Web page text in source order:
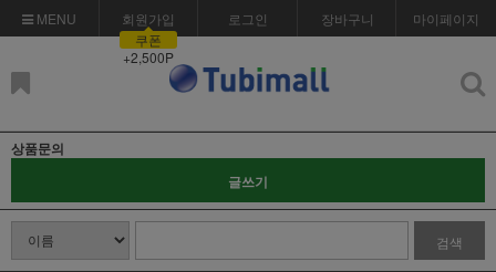
MENU
회원가입
쿠폰
+2,500P
로그인 장바구니 마이페이지
상품문의
글쓰기
검색